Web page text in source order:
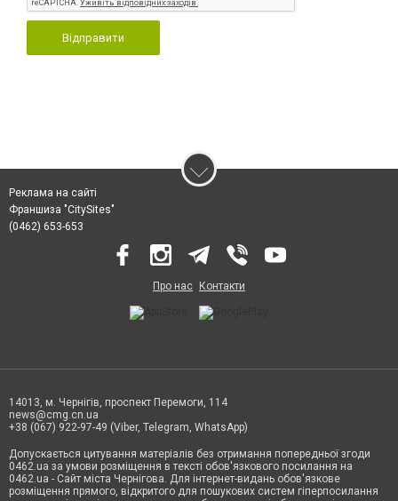
Відправити
Реклама на сайті
Франшиза "CitySites"
(0462) 653-653
Про нас Контакти
14013, м. Чернігів, проспект Перемоги, 114
news@cmg.cn.ua
+38 (067) 922-97-49 (Viber, Telegram, WhatsApp)
Допускається цитування матеріалів без отримання попередньої згоди
0462.ua за умови розміщення в тексті обов'язкового посилання на
0462.ua - Сайт міста Чернігова. Для інтернет-видань обов'язкове
розміщення прямого, відкритого для пошукових систем гіперпосилання